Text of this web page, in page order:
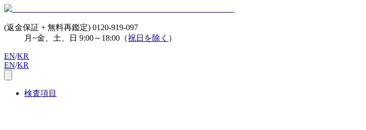
(返金保証 + 無料再鑑定) 0120-919-097
月~金、土、日 9:00～18:00（祝日を除く ）
EN/KR
EN/KR
検査項目